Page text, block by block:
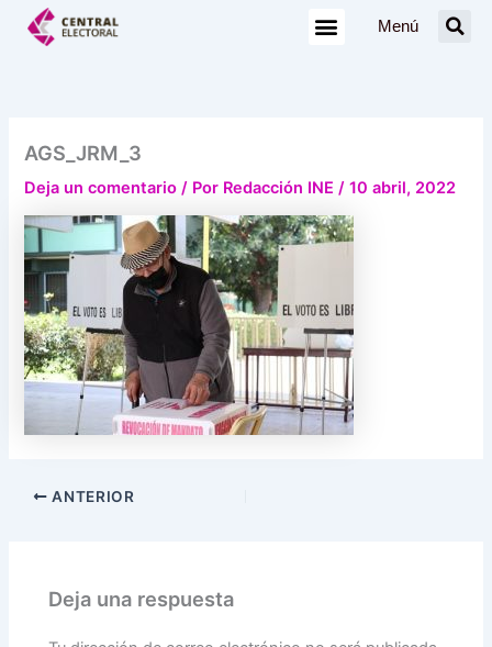
Menú
AGS_JRM_3
Deja un comentario / Por Redacción INE/10 abril, 2022
ANTERIOR
Deja una respuesta